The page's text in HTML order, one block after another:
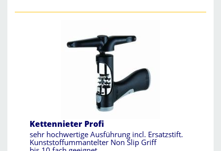
Kettennieter Profi
sehr hochwertige Ausführung incl. Ersatzstift.
Kunststoffummantelter Non Slip Griff